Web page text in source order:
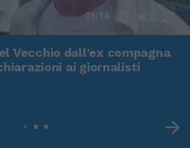
01:16
Vecchio dall'ex compagna
ai giornalisti